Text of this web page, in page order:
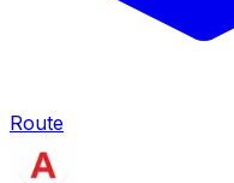
Route